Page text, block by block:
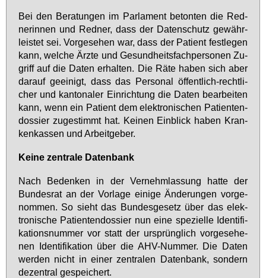
Bei den Be­ra­tun­gen im Par­la­ment be­ton­ten die Red­
ne­rin­nen und Red­ner, dass der Da­ten­schutz ge­währ­
leis­tet sei. Vor­ge­se­hen war, dass der Pa­ti­ent fest­le­gen
kann, wel­che Ärz­te und Ge­sund­heits­fach­per­so­nen Zu­
griff auf die Da­ten er­hal­ten. Die Rä­te ha­ben sich aber
dar­auf ge­ei­nigt, dass das Per­so­nal öf­fent­lich-recht­li­
cher und kan­to­na­ler Ein­rich­tung die Da­ten be­ar­bei­ten
kann, wenn ein Pa­ti­ent dem elek­tro­ni­schen Pa­ti­en­ten­
dos­sier zu­ge­stimmt hat. Kei­nen Ein­blick ha­ben Kran­
ken­kas­sen und Ar­beit­ge­ber.
Kei­ne zen­tra­le Da­ten­bank
Nach Be­den­ken in der Ver­nehm­las­sung hat­te der
Bun­des­rat an der Vor­la­ge ei­ni­ge Än­de­run­gen vor­ge­
nom­men. So sieht das Bun­des­ge­setz über das elek­
tro­ni­sche Pa­ti­en­ten­dos­sier nun ei­ne spe­zi­el­le Iden­ti­fi­
ka­ti­ons­num­mer vor statt der ur­sprüng­lich vor­ge­se­he­
nen Iden­ti­fi­ka­ti­on über die AHV-Num­mer. Die Da­ten
wer­den nicht in ei­ner zen­tra­len Da­ten­bank, son­dern
de­zen­tral ge­spei­chert.